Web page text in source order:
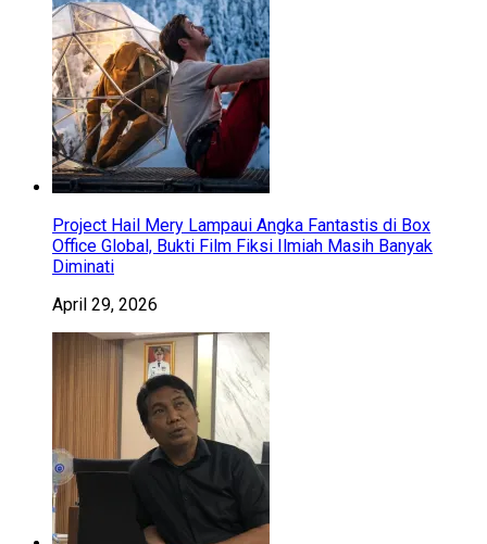
Project Hail Mery Lampaui Angka Fantastis di Box
Office Global, Bukti Film Fiksi Ilmiah Masih Banyak
Diminati
April 29, 2026